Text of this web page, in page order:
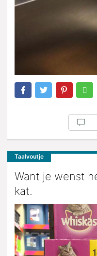
Taalvoutje
Want je wenst
kat.